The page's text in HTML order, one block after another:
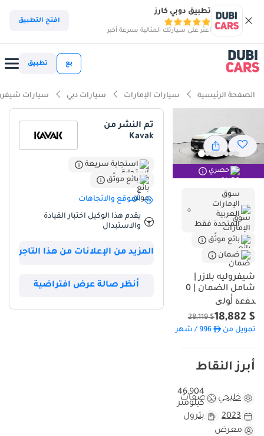
تطبيق دوبي كارز
اعثر على سيارتك المثالية بسرعة أكبر
افتح التطبيق
بع تطبيق
الصفحة الرئيسية سيارات الإمارات سيارات دبي سيارات
حصري
سوق
الإمارات
العربية
المتحدة فقط
بائع موثّق
ضمان
شيفروليه بلازر |
شامل الضمان | 0
ﺪﻔﻋﺓ ﺃﻮﻟﻯ
$ 18,882
$ 28,119
تمويل من
996 / شهر
أبرز النقاط
خليجي مواصفات
46,904
كيلومتر
2023
بترول
معرض
تم النشر من
Kavak
استجابة سريعة
بائع موثّق
الموقع والاتجاهات
يقدم هذا الوكيل اختبار القيادة
والاستبدال
المزيد من الإعلانات من هذا التاجر
أنظر صالة عرض افتراضية